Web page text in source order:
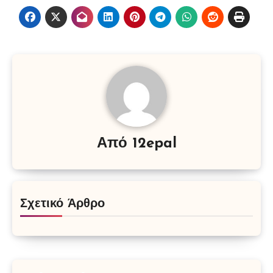
Από 12epal
Σχετικό Άρθρο